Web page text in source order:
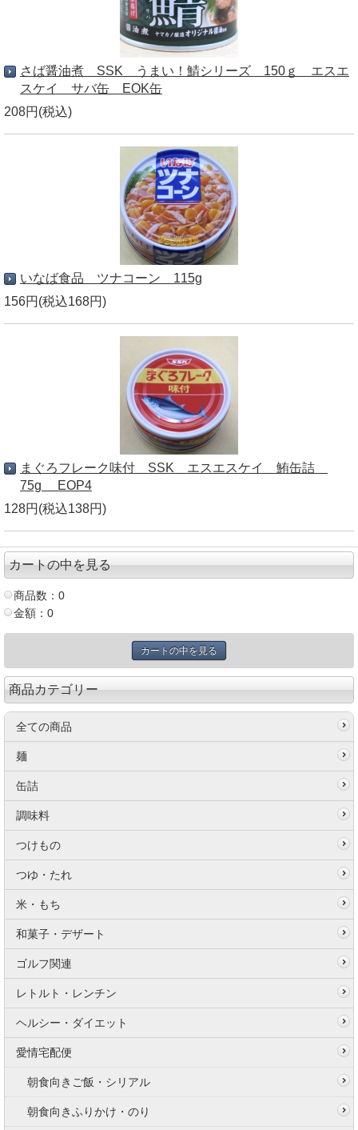
さば醤油煮 SSK うまい！鯖シリーズ 150ｇ エスエ
スケイ サバ缶 EOK缶
208円(税込)
いなば食品 ツナコーン 115g
156円(税込168円)
まぐろフレーク味付 SSK エスエスケイ 鮪缶詰
75g EOP4
128円(税込138円)
カートの中を見る
商品数：0
金額：0
カートの中を見る
商品カテゴリー
全ての商品
麺
缶詰
調味料
つけもの
つゆ・たれ
米・もち
和菓子・デザート
ゴルフ関連
レトルト・レンチン
ヘルシー・ダイエット
愛情宅配便
朝食向きご飯・シリアル
朝食向きふりかけ・のり